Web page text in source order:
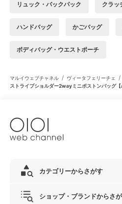
リュック・バックパック クラッ
ハンドバッグ かごバッグ
ボディバッグ・ウエストポーチ
マルイウェブチャネル / ヴィータフェリーチェ /
ストライプショルダー2wayミニボストンバッグ【
カテゴリーからさがす
ショップ・ブランドからさ